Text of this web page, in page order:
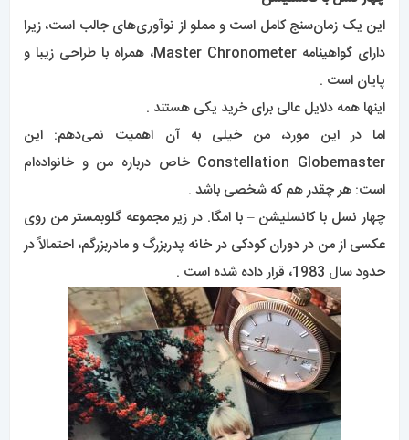
اما در این مورد، من خیلی به آن اهمیت نمی‌دهم: این
Constellation Globemaster خاص درباره من و خانواده‌ام
است: هر چقدر هم که شخصی باشد .
چهار نسل با کانسلیشن – با امگا. در زیر مجموعه گلوبمستر من روی
عکسی از من در دوران کودکی در خانه پدربزرگ و مادربزرگم، احتمالاً در
حدود سال 1983، قرار داده شده است .